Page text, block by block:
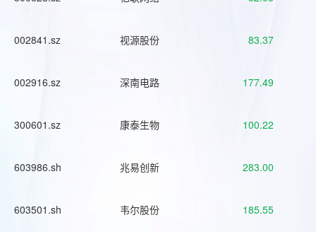
002841.sz 视源股份 83.37
002916.sz 深南电路 177.49
300601.sz 康泰生物 100.22
603986.sh 兆易创新 283.00
603501.sh 韦尔股份 185.55